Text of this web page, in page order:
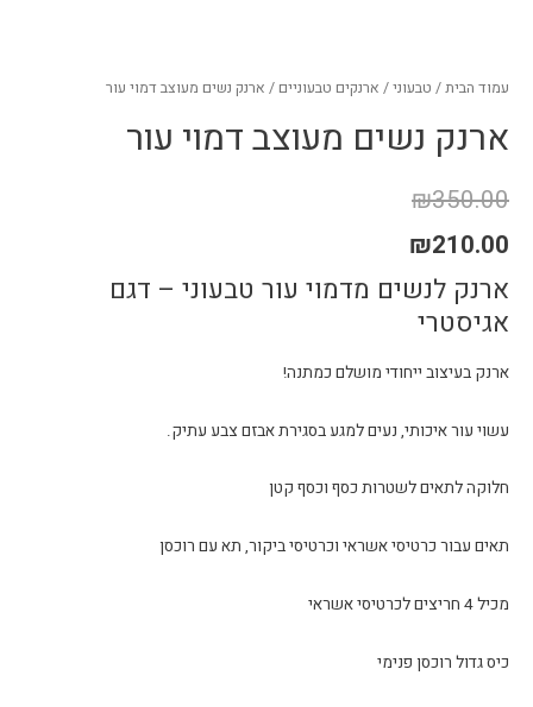
עמוד הבית/ טבעוני/ ארנקים טבעוניים / ארנק נשים מעוצב דמוי עור
ארנק נשים מעוצב דמוי עור
₪350.00
₪210.00
ארנק לנשים מדמוי עור טבעוני – דגם
אגיסטרי
ארנק בעיצוב ייחודי מושלם כמתנה!
עשוי עור איכותי, נעים למגע בסגירת אבזם צבע עתיק.
חלוקה לתאים לשטרות כסף וכסף קטן
תאים עבור כרטיסי אשראי וכרטיסי ביקור, תא עם רוכסן
מכיל 4 חריצים לכרטיסי אשראי
כיס גדול רוכסן פנימי